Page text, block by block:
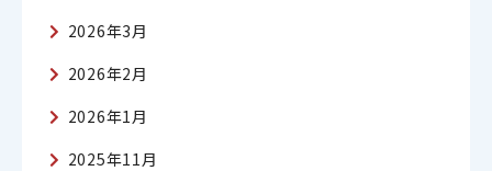
2026年3月
2026年2月
2026年1月
2025年11月